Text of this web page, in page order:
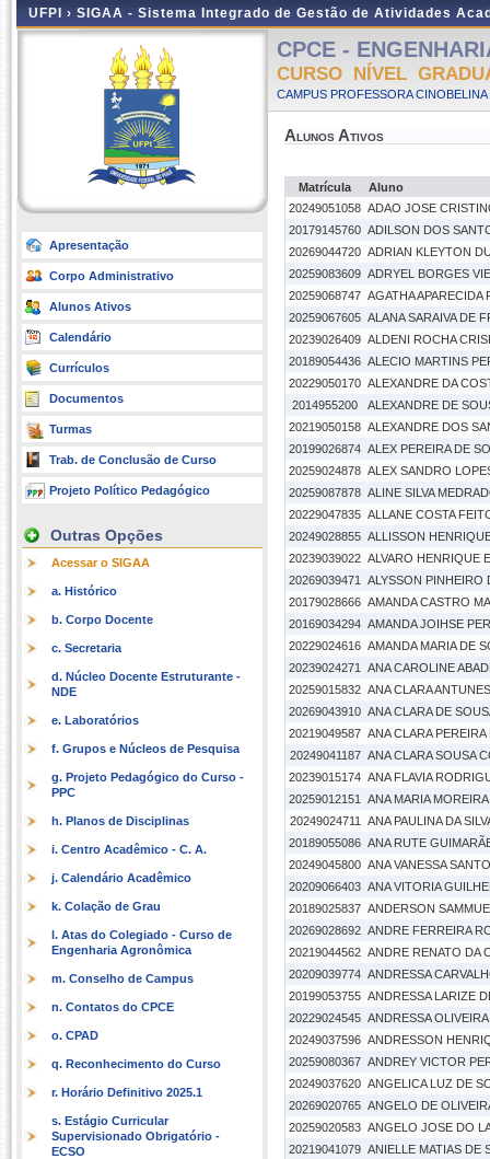
UFPI › SIGAA - Sistema Integrado de Gestão de Atividades
Apresentação
Corpo Administrativo
Alunos Ativos
Calendário
Currículos
Documentos
Turmas
Trab. de Conclusão de Curso
Projeto Político Pedagógico
Outras Opções
Acessar o SIGAA
a. Histórico
b. Corpo Docente
c. Secretaria
d. Núcleo Docente Estruturante -
NDE
e. Laboratórios
f. Grupos e Núcleos de Pesquisa
g. Projeto Pedagógico do Curso -
PPC
h. Planos de Disciplinas
i. Centro Acadêmico - C. A.
j. Calendário Acadêmico
k. Colação de Grau
l. Atas do Colegiado - Curso de
Engenharia Agronômica
m. Conselho de Campus
n. Contatos do CPCE
o. CPAD
q. Reconhecimento do Curso
r. Horário Definitivo 2025.1
s. Estágio Curricular
Supervisionado Obrigatório -
ECSO
CPCE -
CURSO NÍVEL
CAMPUS PROFESSORA CINOBELINA
Alunos Ativos
Matrícula
Aluno
20249051058 ADAO JOSE
20179145760 ADILSON DOS
20269044720 ADRIAN KLEYTON
20259083609 ADRYEL BORGES
20259068747 AGATHA
20259067605 ALANA SARAIVA DE
20239026409 ALDENI ROCHA
20189054436 ALECIO MARTINS
20229050170 ALEXANDRE DA
2014955200
ALEXANDRE DE
20219050158 ALEXANDRE DOS
20199026874 ALEX PEREIRA DE
20259024878 ALEX SANDRO
20259087878 ALINE SILVA
20229047835 ALLANE COSTA
20249028855 ALLISSON
20239039022 ALVARO HENRIQUE
20269039471
ALYSSON PINHEIRO
20179028666 AMANDA CASTRO
20169034294 AMANDA JOIHSE
20229024616 AMANDA MARIA DE
20239024271
ANA CAROLINE
20259015832 ANA CLARA
20269043910 ANA CLARA DE
20219049587 ANA CLARA PEREIRA
20249041187 ANA CLARA SOUSA
20239015174 ANA FLAVIA
20259012151
ANA MARIA
20249024711
ANA PAULINA DA
20189055086 ANA RUTE
20249045800 ANA VANESSA
20209066403 ANA VITORIA
20189025837 ANDERSON
20269028692 ANDRE FERREIRA
20219044562 ANDRE RENATO DA
20209039774 ANDRESSA
20199053755 ANDRESSA LARIZE
20229024545 ANDRESSA
20249037596 ANDRESSON
20259080367 ANDREY VICTOR
20249037620 ANGELICA LUZ DE
20269020765 ANGELO DE
20259020583 ANGELO JOSE DO
20219041079 ANIELLE MATIAS DE